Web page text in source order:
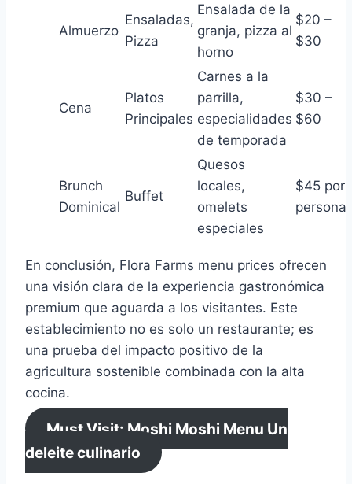
Almuerzo
Ensaladas,
Pizza
Ensalada de la
granja, pizza al
horno
$20 –
$30
Cena
Platos
Principales
Carnes a la
parrilla,
especialidades
de temporada
$30 –
$60
Brunch
Dominical
Buffet
Quesos
locales,
omelets
especiales
$45 por
persona
En conclusión, Flora Farms menu prices ofrecen
una visión clara de la experiencia gastronómica
premium que aguarda a los visitantes. Este
establecimiento no es solo un restaurante; es
una prueba del impacto positivo de la
agricultura sostenible combinada con la alta
cocina.
Must Visit: Moshi Moshi Menu Un
deleite culinario